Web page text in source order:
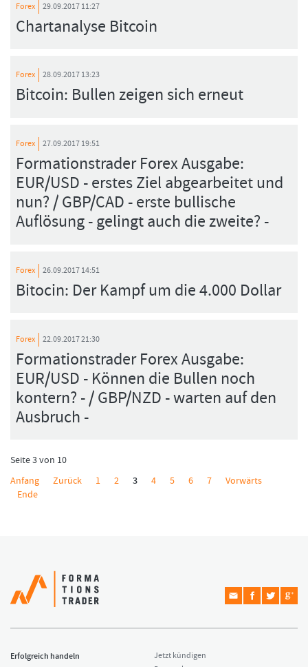
Forex 29.09.2017 11:27
Chartanalyse Bitcoin
Forex 28.09.2017 13:23
Bitcoin: Bullen zeigen sich erneut
Forex 27.09.2017 19:51
Formationstrader Forex Ausgabe:
EUR/USD - erstes Ziel abgearbeitet und
nun? / GBP/CAD - erste bullische
Auflösung - gelingt auch die zweite? -
Forex 26.09.2017 14:51
Bitocin: Der Kampf um die 4.000 Dollar
Forex 22.09.2017 21:30
Formationstrader Forex Ausgabe:
EUR/USD - Können die Bullen noch
kontern? - / GBP/NZD - warten auf den
Ausbruch -
Seite 3 von 10
Anfang
Zurück 1 2 3 4 5 6 7
Vorwärts
Ende
Erfolgreich handeln
Jetzt kündigen